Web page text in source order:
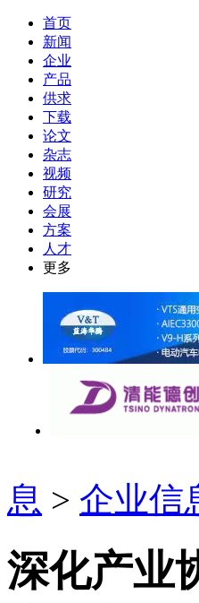
首页
新闻
企业
产品
供求
下载
论文
杂志
视频
研究
会展
方案
人才
更多
息 > 企业信
深化产业